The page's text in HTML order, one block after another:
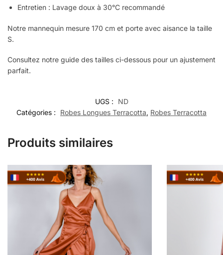
Entretien : Lavage doux à 30°C recommandé
Notre mannequin mesure 170 cm et porte avec aisance la taille
S.
Consultez notre guide des tailles ci-dessous pour un ajustement
parfait.
UGS :
ND
Catégories :
Robes Longues Terracotta, Robes Terracotta
Produits similaires